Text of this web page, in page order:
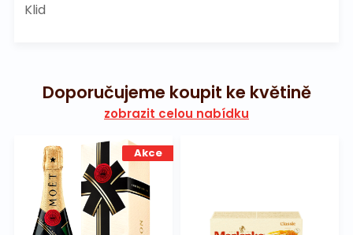
Klid
Doporučujeme koupit ke květině
zobrazit celou nabídku
Akce